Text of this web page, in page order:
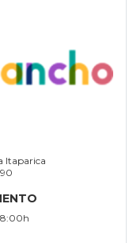
Itaparica